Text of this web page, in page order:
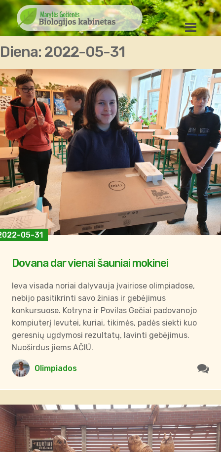
Diena: 2022-05-31
05-31
Dovana dar vienai šauniai mokinei
Ieva visada noriai dalyvauja įvairiose olimpiadose,
nebijo pasitikrinti savo žinias ir gebėjimus
konkursuose. Kotryna ir Povilas Gečiai padovanojo
kompiuterį Ievutei, kuriai, tikimės, padės siekti kuo
geresnių ugdymosi rezultatų, lavinti gebėjimus.
Nuoširdus jiems AČIŪ.
Olimpiados